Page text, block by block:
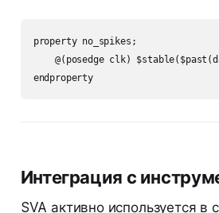
property no_spikes;
@(posedge clk)
endproperty
Интеграция с
SVA активно используется в